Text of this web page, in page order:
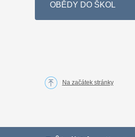
OBĚDY DO ŠKOL
Na začátek stránky